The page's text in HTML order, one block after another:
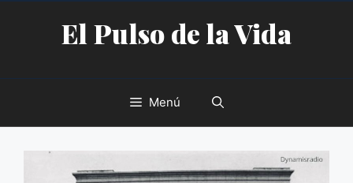
contenidoEl Pulso de la Vida
Menú